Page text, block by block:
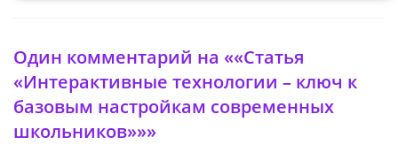
Один комментарий на ««Статья
«Интерактивные технологии – ключ к
базовым настройкам современных
школьников»»»